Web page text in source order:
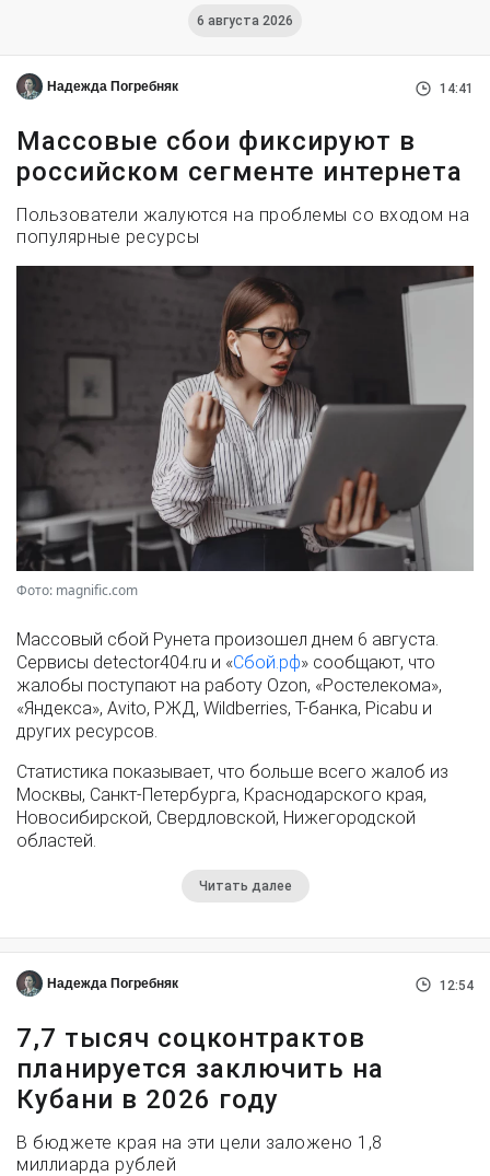
6 августа 2026
Надежда Погребняк 14:41
Массовые сбои фиксируют в
российском сегменте интернета
Пользователи жалуются на проблемы со входом на
популярные ресурсы
Фото: magnific.com
Массовый сбой Рунета произошел днем 6 августа.
Сервисы detector404.ru и «Сбой.рф» сообщают, что
жалобы поступают на работу Ozon, «Ростелекома»,
«Яндекса», Avito, РЖД, Wildberries, Т-банка, Picabu и
других ресурсов.
Статистика показывает, что больше всего жалоб из
Москвы, Санкт-Петербурга, Краснодарского края,
Новосибирской, Свердловской, Нижегородской
областей.
Читать далее
Надежда Погребняк 12:54
7,7 тысяч соцконтрактов
планируется заключить на
Кубани в 2026 году
В бюджете края на эти цели заложено 1,8
миллиарда рублей